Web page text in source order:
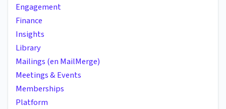
Engagement
Finance
Insights
Library
Mailings (en MailMerge)
Meetings & Events
Memberships
Platform